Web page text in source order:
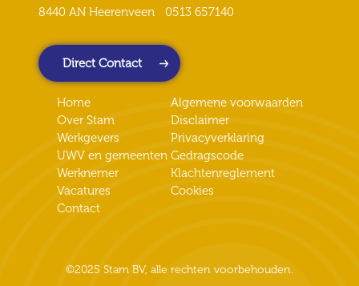
8440 AN Heerenveen
0513 657140
Direct Contact
Home
Over Stam
Werkgevers
UWV en gemeenten
Werknemer
Vacatures
Contact
Algemene voorwaarden
Disclaimer
Privacyverklaring
Gedragscode
Klachtenreglement
Cookies
©2025 Stam BV, alle rechten voorbehouden.